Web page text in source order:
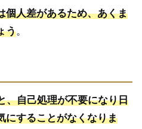
個人差があるため、あくま
う。
、自己処理が不要になり日
にすることがなくなりま